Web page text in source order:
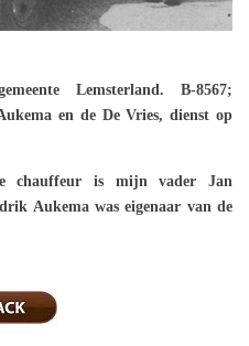
Lemsterland. B-8567;
en de De Vries, dienst op
chauffeur is mijn vader Jan
Aukema was eigenaar van de